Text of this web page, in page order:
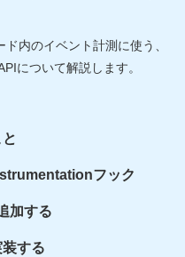
内のイベント計測に使う、
について解説します。
フック
加する
する